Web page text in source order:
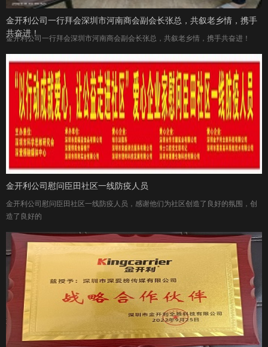
金开利公司一行拜会深圳市河南商会副会长张总，共叙老乡情，携手
共奋进！
金开利公司一行拜会深圳市河南商会副会长张总，共叙老乡情，携手共奋进！
金开利公司慰问臣田社区一线防疫人员
金开利公司慰问臣田社区一线防疫人员，感谢他们为社区创造了良好的氛围，创
造了良好的